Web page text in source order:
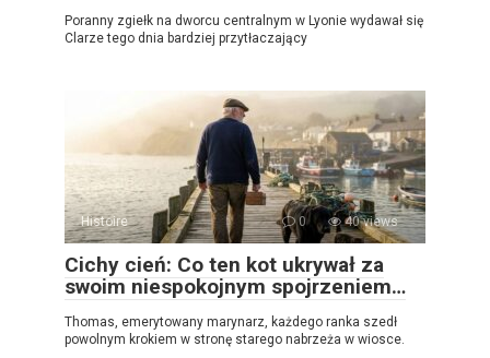
Poranny zgiełk na dworcu centralnym w Lyonie wydawał się
Clarze tego dnia bardziej przytłaczający
Histoire 0 40 views
Cichy cień: Co ten kot ukrywał za
swoim niespokojnym spojrzeniem…
Thomas, emerytowany marynarz, każdego ranka szedł
powolnym krokiem w stronę starego nabrzeża w wiosce.